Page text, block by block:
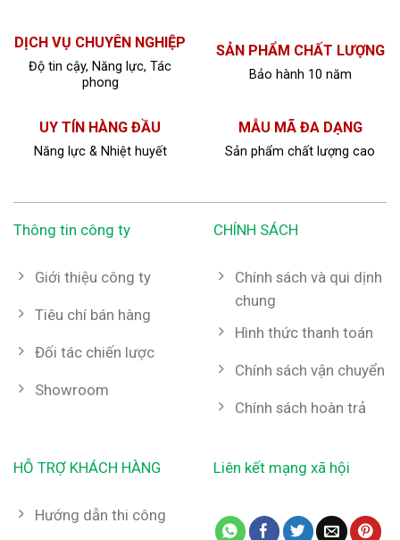
DỊCH VỤ CHUYÊN NGHIỆP
Độ tin cậy, Năng lực, Tác
phong
SẢN PHẨM CHẤT LƯỢNG
Bảo hành 10 năm
UY TÍN HÀNG ĐẦU
Năng lực & Nhiệt huyết
MẪU MÃ ĐA DẠNG
Sản phẩm chất lượng cao
Thông tin công ty
Giới thiệu công ty
Tiêu chí bán hàng
Đối tác chiến lược
Showroom
CHÍNH SÁCH
Chính sách và qui dịnh
chung
Hình thức thanh toán
Chính sách vận chuyển
Chính sách hoàn trả
HỖ TRỢ KHÁCH HÀNG
Hướng dẫn thi công
Liên kết mạng xã hội